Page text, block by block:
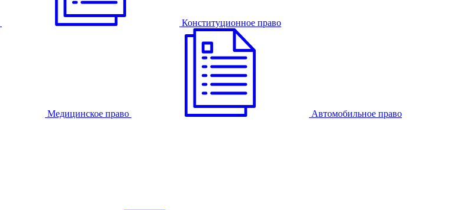
Конституционное право
Медицинское право Автомобильное право